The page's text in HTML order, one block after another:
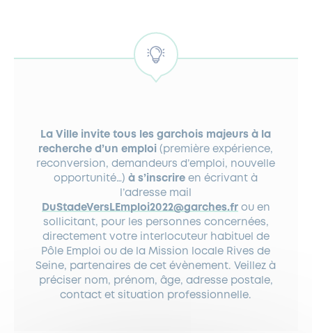
La Ville invite tous les garchois majeurs à la
recherche d’un emploi (première expérience,
reconversion, demandeurs d’emploi, nouvelle
opportunité…)à s’inscrire en écrivant à
l’adresse mail
DuStadeVersLEmploi2022@garches.frou en
sollicitant, pour les personnes concernées,
directement votre interlocuteur habituel de
Pôle Emploi ou de la Mission locale Rives de
Seine, partenaires de cet évènement. Veillez à
préciser nom, prénom, âge, adresse postale,
contact et situation professionnelle.